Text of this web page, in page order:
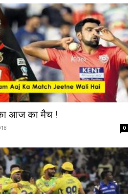
आज का मैच !
0